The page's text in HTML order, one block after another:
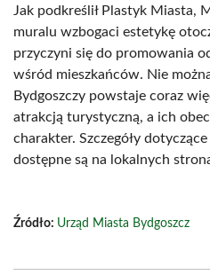
Jak podkreślił Plastyk Miasta,
muralu wzbogaci estetykę
przyczyni się do promowania
wśród mieszkańców. Nie
Bydgoszczy powstaje coraz
atrakcją turystyczną, a ich
charakter. Szczegóły
dostępne są na lokalnych
Źródło: Urząd Miasta Bydgoszcz